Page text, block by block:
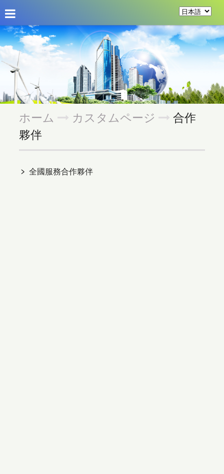
会社概要 ニュース 商品展示 カスタムページ
ホーム カスタムページ
合作
夥伴
﹥ 全國服務合作夥伴